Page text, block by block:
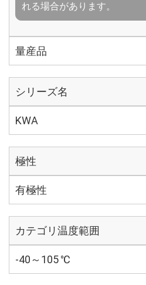
れる場合があります。
量産品
シリーズ名
KWA
極性
有極性
カテゴリ温度範囲
-40～105 ℃